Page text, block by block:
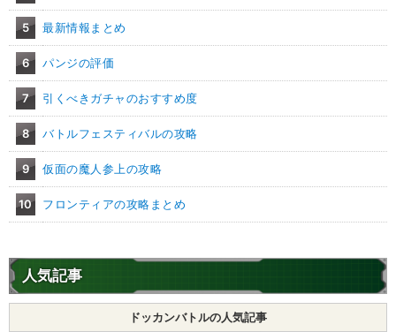
5 最新情報まとめ
6 パンジの評価
7 引くべきガチャのおすすめ度
8 バトルフェスティバルの攻略
9 仮面の魔人参上の攻略
10 フロンティアの攻略まとめ
人気記事
ドッカンバトルの人気記事